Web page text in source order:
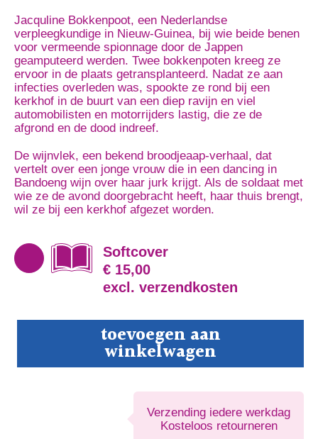
Jacquline Bokkenpoot, een Nederlandse
verpleegkundige in Nieuw-Guinea, bij wie beide benen
voor vermeende spionnage door de Jappen
geamputeerd werden. Twee bokkenpoten kreeg ze
ervoor in de plaats getransplanteerd. Nadat ze aan
infecties overleden was, spookte ze rond bij een
kerkhof in de buurt van een diep ravijn en viel
automobilisten en motorrijders lastig, die ze de
afgrond en de dood indreef.
De wijnvlek, een bekend broodjeaap-verhaal, dat
vertelt over een jonge vrouw die in een dancing in
Bandoeng wijn over haar jurk krijgt. Als de soldaat met
wie ze de avond doorgebracht heeft, haar thuis brengt,
wil ze bij een kerkhof afgezet worden.
Softcover
€ 15,00
excl. verzendkosten
toevoegen aan
winkelwagen
Verzending iedere werkdag
Kosteloos retourneren